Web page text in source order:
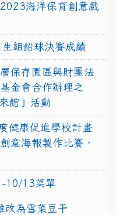
海洋保育創意戲
組鉛球決賽成績
保存園區與財團法
金會合作辦理之
館」活動
健康促進學校計畫
意海報製作比賽，
10/13菜單
改為雪菜豆干